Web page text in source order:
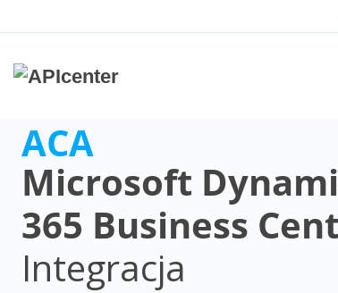
ACA
Microsoft
365 Business
Integracja